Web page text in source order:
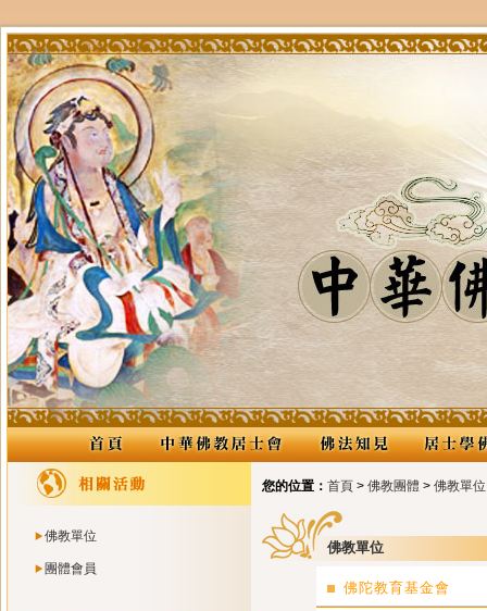
佛教單位
團體會員
您的位置： 首頁 > 佛教團體 > 佛教單位
佛教單位
佛陀教育基金會